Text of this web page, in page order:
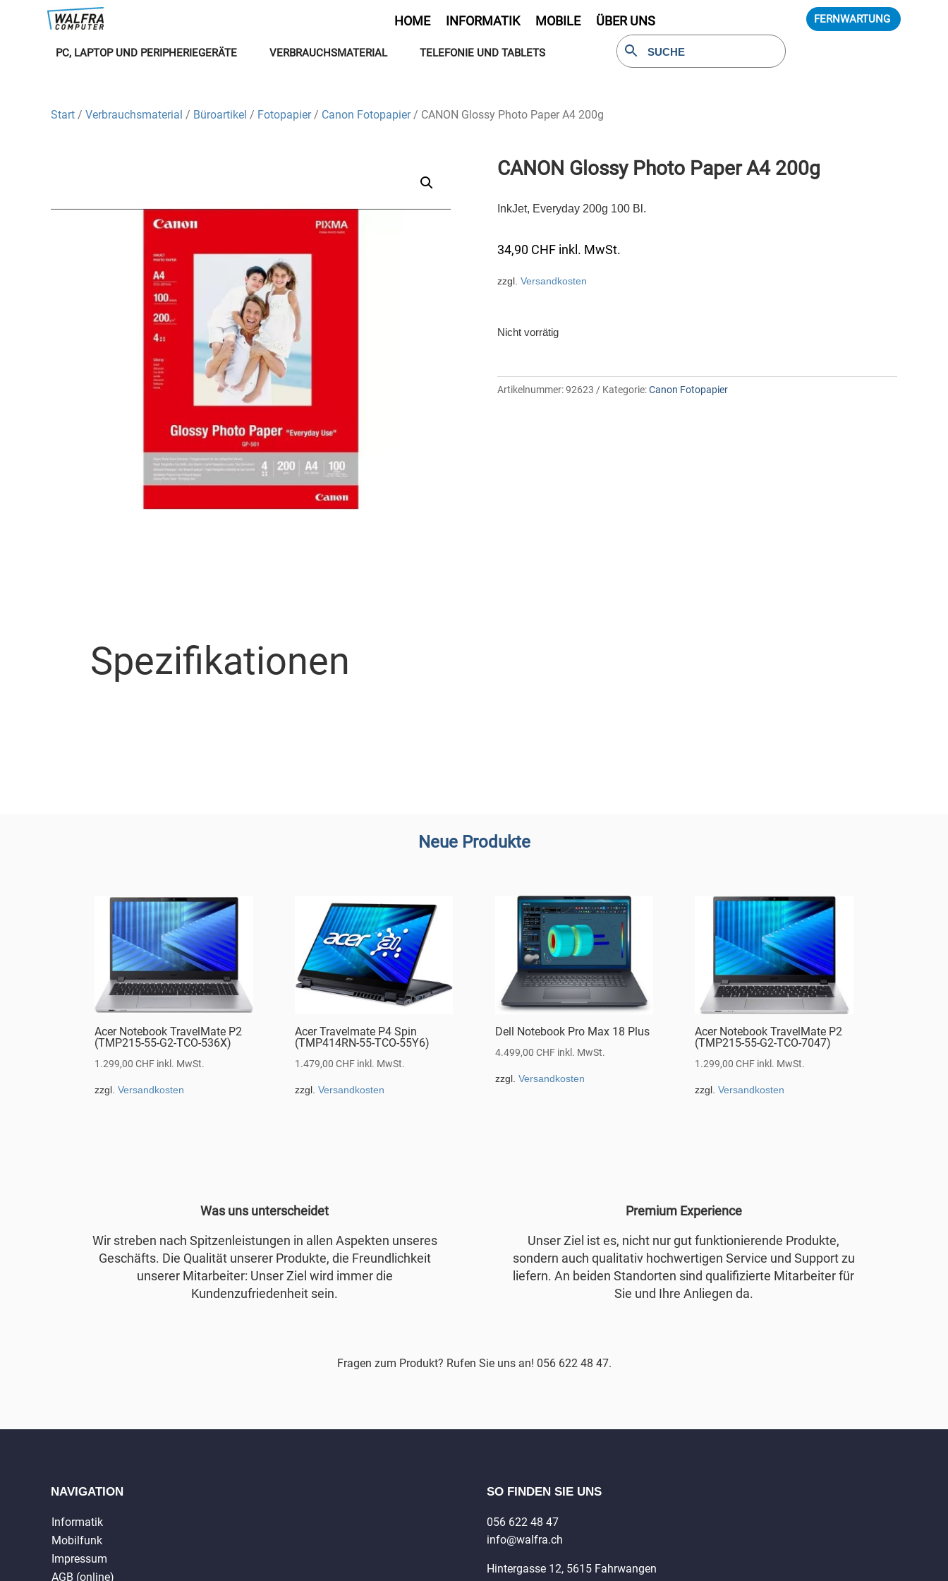
HOME INFORMATIK MOBILE ÜBER UNS FERNWARTUNG
PC, LAPTOP UND PERIPHERIEGERÄTE VERBRAUCHSMATERIAL TELEFONIE UND TABLETS
Start / Verbrauchsmaterial / Büroartikel / Fotopapier/ Canon Fotopapier/ CANON Glossy Photo Paper A4 200g
CANON Glossy Photo Paper A4 200g
InkJet, Everyday 200g 100 Bl.
34,90 CHF inkl. MwSt.
zzgl. Versandkosten
Nicht vorrätig
Artikelnummer:92623 Kategorie:Canon Fotopapier
Spezifikationen
Neue Produkte
Acer Notebook TravelMate P2
(TMP215-55-G2-TCO-536X)
1.299,00CHF inkl. MwSt.
zzgl.Versandkosten
Acer Travelmate P4 Spin
(TMP414RN-55-TCO-55Y6)
1.479,00 CHF inkl. MwSt.
zzgl. Versandkosten
Dell Notebook Pro Max 18 Plus
4.499,00 CHF inkl. MwSt.
zzgl. Versandkosten
Acer Notebook TravelMate P2
(TMP215-55-G2-TCO-7047)
1.299,00CHF inkl. MwSt.
zzgl.Versandkosten
Was uns unterscheidet
Wir streben nach Spitzenleistungen in allen Aspekten unseres
Geschäfts. Die Qualität unserer Produkte, die Freundlichkeit
unserer Mitarbeiter: Unser Ziel wird immer die
Kundenzufriedenheit sein.
Premium Experience
Unser Ziel ist es, nicht nur gut funktionierende Produkte,
sondern auch qualitativ hochwertigen Service und Support zu
liefern. An beiden Standorten sind qualifizierte Mitarbeiter für
Sie und Ihre Anliegen da.
Fragen zum Produkt? Rufen Sie uns an! 056 622 48 47.
NAVIGATION
Informatik
Mobilfunk
Impressum
AGB (online)
SO FINDEN SIE UNS
056 622 48 47
info@walfra.ch
Hintergasse 12, 5615 Fahrwangen